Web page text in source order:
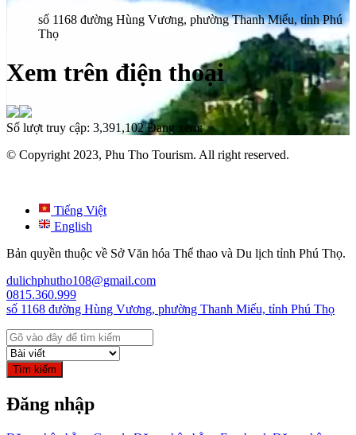
số 1168 đường Hùng Vương, phường Thanh Miếu, tỉnh Phú
Thọ
Xem trên điện thoại
Số lượt truy cập: 3,391,102Đang xem:
© Copyright 2023, Phu Tho Tourism. All right reserved.
Tiếng Việt
English
Bản quyền thuộc về Sở Văn hóa Thể thao và Du lịch tỉnh Phú Thọ.
dulichphutho108@gmail.com
0815.360.999
số 1168 đường Hùng Vương, phường Thanh Miếu, tỉnh Phú Thọ
Tìm kiếm
Đăng nhập